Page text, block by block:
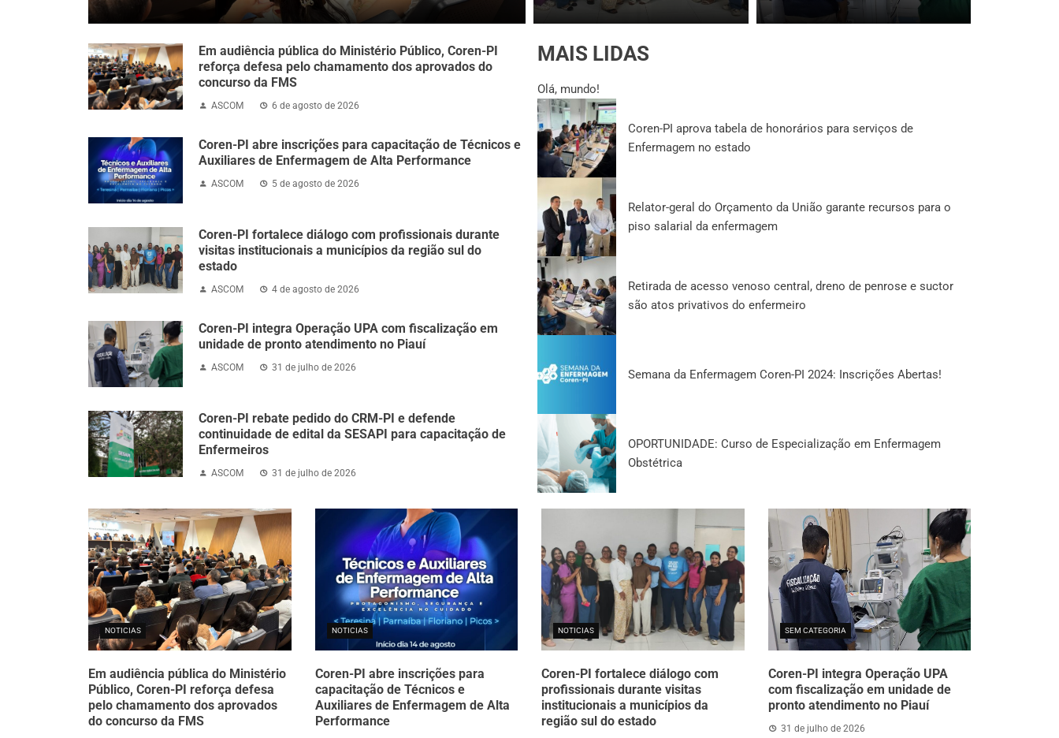
Em audiência pública do Ministério Público, Coren-PI
reforça defesa pelo chamamento dos aprovados do
concurso da FMS
ASCOM 6 de agosto de 2026
Coren-PI abre inscrições para capacitação de Técnicos e
Auxiliares de Enfermagem de Alta Performance
ASCOM 5 de agosto de 2026
Coren-PI fortalece diálogo com profissionais durante
visitas institucionais a municípios da região sul do
estado
ASCOM 4 de agosto de 2026
Coren-PI integra Operação UPA com fiscalização em
unidade de pronto atendimento no Piauí
ASCOM 31 de julho de 2026
Coren-PI rebate pedido do CRM-PI e defende
continuidade de edital da SESAPI para capacitação de
Enfermeiros
ASCOM 31 de julho de 2026
MAIS LIDAS
Olá, mundo!
Coren-PI aprova tabela de honorários para serviços de
Enfermagem no estado
Relator-geral do Orçamento da União garante recursos para o
piso salarial da enfermagem
Retirada de acesso venoso central, dreno de penrose e suctor
são atos privativos do enfermeiro
Semana da Enfermagem Coren-PI 2024: Inscrições Abertas!
OPORTUNIDADE: Curso de Especialização em Enfermagem
Obstétrica
NOTICIAS
Em audiência pública do Ministério
Público, Coren-PI reforça defesa
pelo chamamento dos aprovados
do concurso da FMS
NOTICIAS
Coren-PI abre inscrições para
capacitação de Técnicos e
Auxiliares de Enfermagem de Alta
Performance
NOTICIAS
Coren-PI fortalece diálogo com
profissionais durante visitas
institucionais a municípios da
região sul do estado
SEM CATEGORIA
Coren-PI integra Operação UPA
com fiscalização em unidade de
pronto atendimento no Piauí
31 de julho de 2026